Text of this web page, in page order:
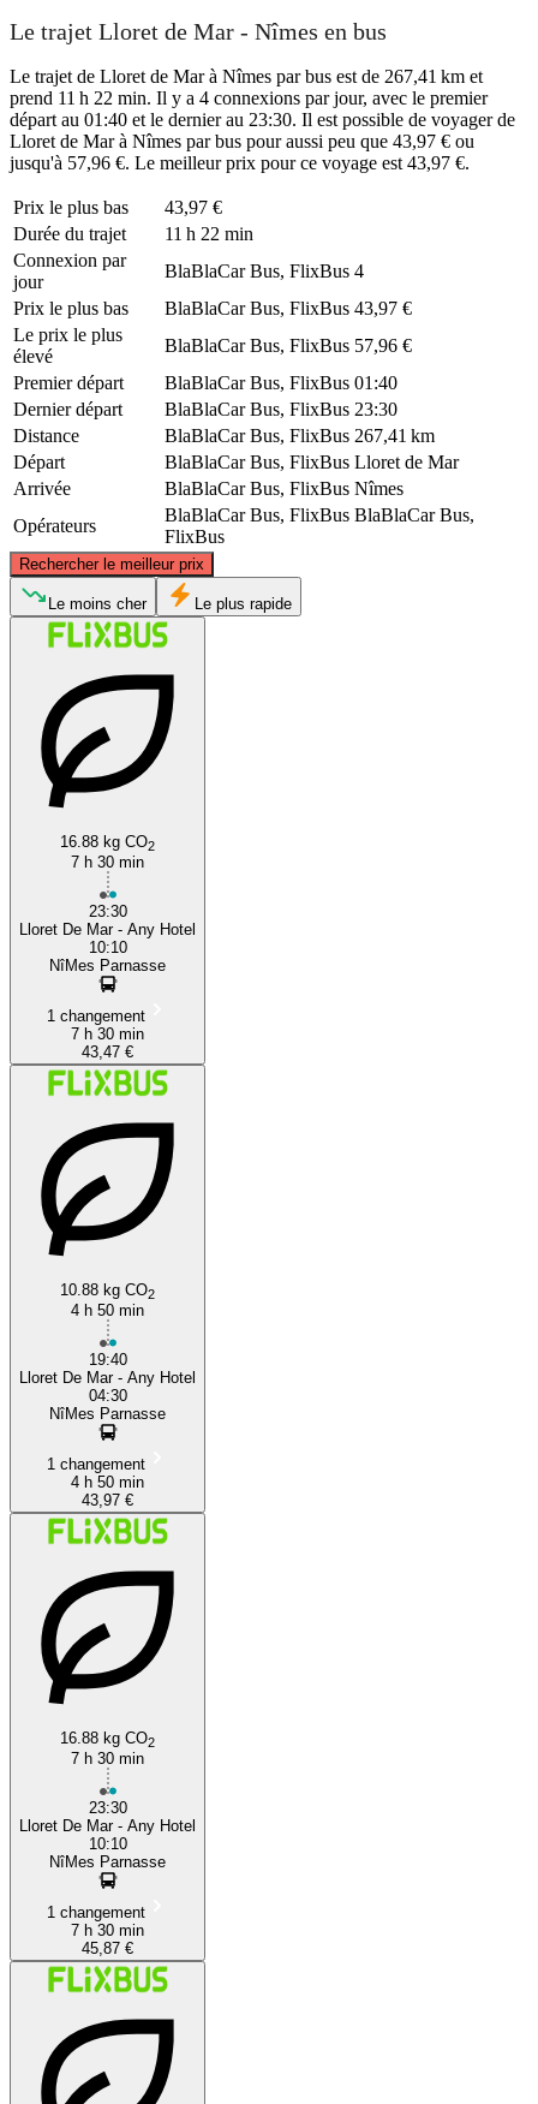
Le trajet Lloret de Mar - Nîmes en bus
Le trajet de Lloret de Mar à Nîmes par bus est de 267,41 km et
prend 11 h 22 min. Il y a 4 connexions par jour, avec le premier
départ au 01:40 et le dernier au 23:30. Il est possible de voyager de
Lloret de Mar à Nîmes par bus pour aussi peu que 43,97 € ou
jusqu'à 57,96 €. Le meilleur prix pour ce voyage est 43,97 €.
Prix ​​le plus bas
43,97 €
Durée du trajet
11 h 22 min
Connexion par
jour
BlaBlaCar Bus, FlixBus 4
Prix ​​le plus bas
BlaBlaCar Bus, FlixBus 43,97 €
Le prix le plus
élevé
BlaBlaCar Bus, FlixBus 57,96 €
Premier départ
BlaBlaCar Bus, FlixBus 01:40
Dernier départ
BlaBlaCar Bus, FlixBus 23:30
Distance
BlaBlaCar Bus, FlixBus 267,41 km
Départ
BlaBlaCar Bus, FlixBus Lloret de Mar
Arrivée
BlaBlaCar Bus, FlixBus Nîmes
Opérateurs
BlaBlaCar Bus, FlixBus BlaBlaCar Bus,
FlixBus
Rechercher le meilleur prix
Le moins cher Le plus rapide
16.88 kg CO2
7 h 30 min
23:30
Lloret De Mar - Any Hotel
10:10
NîMes Parnasse
1 changement
7 h 30 min
43,47 €
10.88 kg CO2
4 h 50 min
19:40
Lloret De Mar - Any Hotel
04:30
NîMes Parnasse
1 changement
4 h 50 min
43,97 €
16.88 kg CO2
7 h 30 min
23:30
Lloret De Mar - Any Hotel
10:10
NîMes Parnasse
1 changement
7 h 30 min
45,87 €